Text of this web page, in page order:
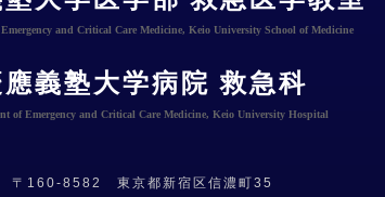
and Critical Care Medicine, Keio University School of Medicine
應義塾大学病院 救急科
of Emergency and Critical Care Medicine, Keio University Hospital
〒160-8582 東京都新宿区信濃町35